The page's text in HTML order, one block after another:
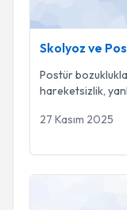
Skolyoz ve
Postür
hareketsizlik,
27 Kasım 2025